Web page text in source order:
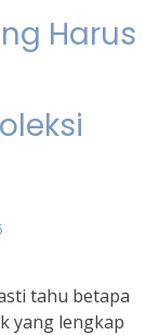
Harus
tahu betapa
yang lengkap